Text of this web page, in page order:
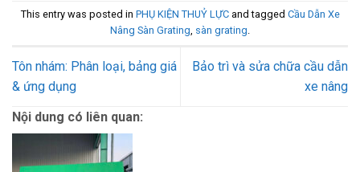
This entry was posted in PHỤ KIỆN THUỶ LỰCand tagged Cầu Dẫn Xe
Nâng Sàn Grating, sàn grating.
Tôn nhám: Phân loại, bảng giá
& ứng dụng
Bảo trì và sửa chữa cầu dẫn
xe nâng
Nội dung có liên quan: